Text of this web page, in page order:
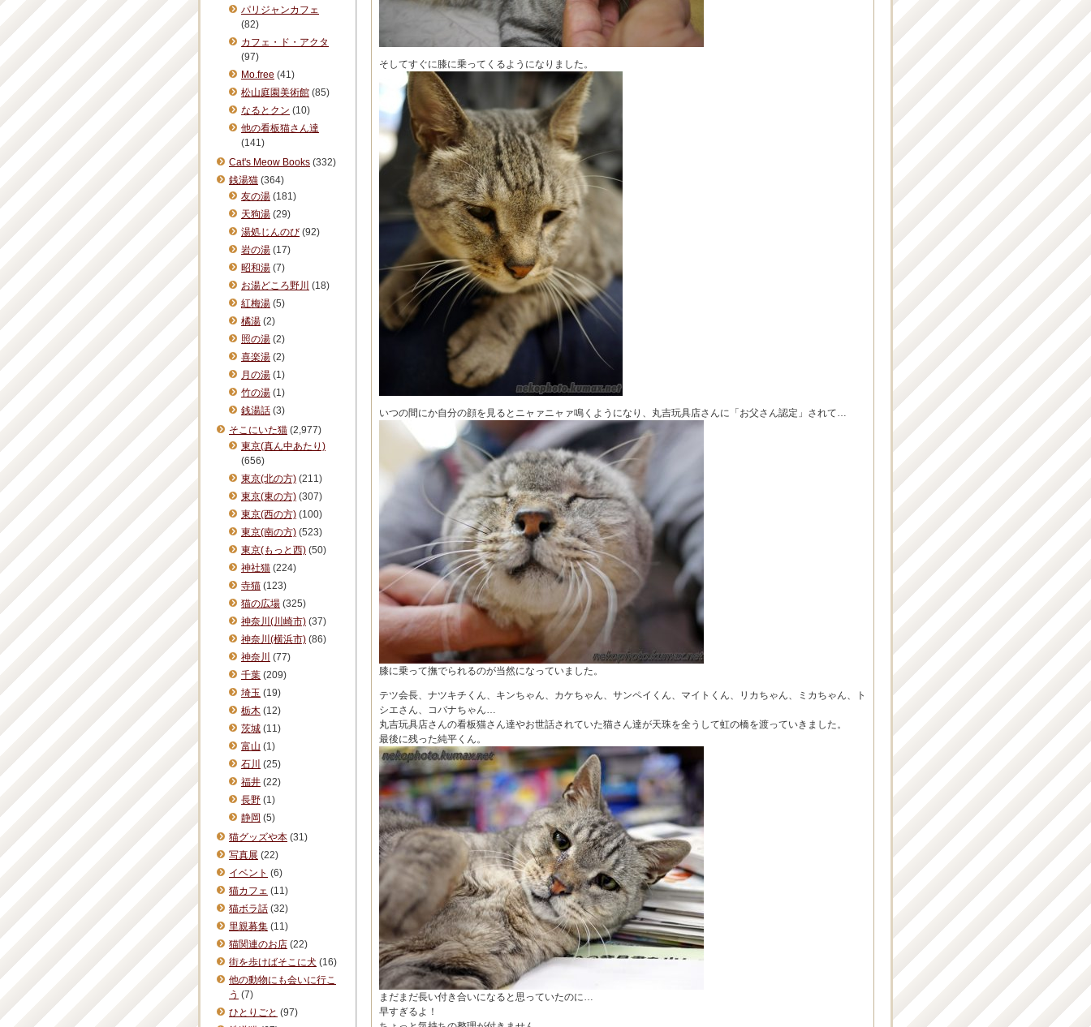
そしてすぐに膝に乗ってくるようになりました。
いつの間にか自分の顔を見るとニャァニャァ鳴くようになり、丸吉玩具店さんに「お父さん認定」されて…
膝に乗って撫でられるのが当然になっていました。
テツ会長、ナツキチくん、キンちゃん、カケちゃん、サンペイくん、マイトくん、リカちゃん、ミカちゃん、ト
シエさん、コバナちゃん…
丸吉玩具店さんの看板猫さん達やお世話されていた猫さん達が天珠を全うして虹の橋を渡っていきました。
最後に残った純平くん。
まだまだ長い付き合いになると思っていたのに…
早すぎるよ！
パリジャンカフェ
(82)
カフェ・ド・アクタ
(97)
Mo.free (41)
松山庭園美術館 (85)
なるとクン (10)
他の看板猫さん達
(141)
Cat's Meow Books (332)
銭湯猫 (364)
友の湯 (181)
天狗湯 (29)
湯処じんのび (92)
岩の湯 (17)
昭和湯 (7)
お湯どころ野川 (18)
紅梅湯 (5)
橘湯 (2)
照の湯 (2)
喜楽湯 (2)
月の湯 (1)
竹の湯 (1)
銭湯話 (3)
そこにいた猫 (2,977)
東京(真ん中あたり)
(656)
東京(北の方) (211)
東京(東の方) (307)
東京(西の方) (100)
東京(南の方) (523)
東京(もっと西) (50)
神社猫 (224)
寺猫 (123)
猫の広場 (325)
神奈川(川崎市) (37)
神奈川(横浜市) (86)
神奈川 (77)
千葉 (209)
埼玉 (19)
栃木 (12)
茨城 (11)
富山 (1)
石川 (25)
福井 (22)
長野 (1)
静岡 (5)
猫グッズや本 (31)
写真展 (22)
イベント (6)
猫カフェ (11)
猫ボラ話 (32)
里親募集 (11)
猫関連のお店 (22)
街を歩けばそこに犬 (16)
他の動物にも会いに行こ
う (7)
ひとりごと (97)